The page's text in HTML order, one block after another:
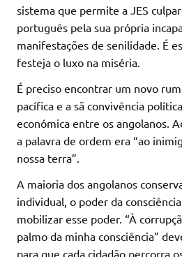
sistema que permite a JES
português pela sua própria
manifestações de senilidade. É
festeja o luxo na miséria.
É preciso encontrar um novo
pacífica e a sã convivência
económica entre os angolanos.
a palavra de ordem era “ao
nossa terra”.
A maioria dos angolanos
individual, o poder da
mobilizar esse poder. “À
palmo da minha consciência”
para que cada cidadão percorra